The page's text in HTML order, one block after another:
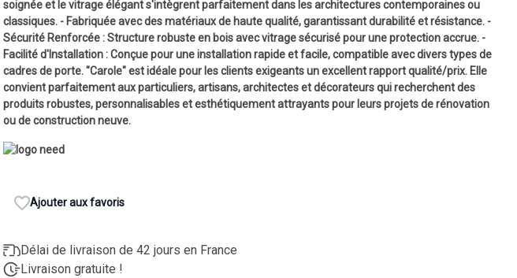
soignée et le vitrage élégant s'intègrent parfaitement dans les architectures contemporaines ou
classiques. - Fabriquée avec des matériaux de haute qualité, garantissant durabilité et résistance. -
Sécurité Renforcée : Structure robuste en bois avec vitrage sécurisé pour une protection accrue. -
Facilité d'Installation : Conçue pour une installation rapide et facile, compatible avec divers types de
cadres de porte. "Carole" est idéale pour les clients exigeants un excellent rapport qualité/prix. Elle
convient parfaitement aux particuliers, artisans, architectes et décorateurs qui recherchent des
produits robustes, personnalisables et esthétiquement attrayants pour leurs projets de rénovation
ou de construction neuve.
Ajouter aux favoris
Délai de livraison de 42 jours en France
Livraison gratuite !